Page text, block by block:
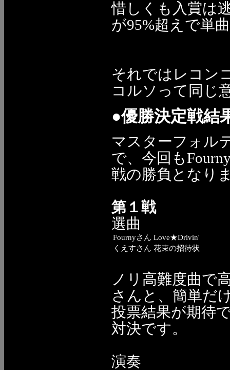
惜しくも入賞は
が95%超えで単
それではレコン
コルソって同じ
●優勝決定戦結
マスターフォル
で、今回も
戦の勝負となり
第１戦
選曲
Fournyさん Love★Drivin'
くえすさん 花束の招待状
ノリ高難度曲で
さんと、簡単だ
投票結果が期待
対決です。
演奏